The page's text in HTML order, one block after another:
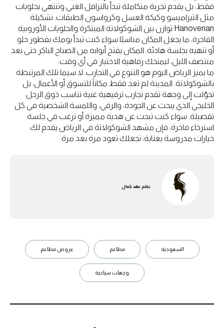
فقط، بل يقدم تجربة متكاملة تبدأ بالترافل الغني وتنتهي بحلويات
مثل التيراميسو وكيكة العسل وكرواسون الطبقات. تشكيلة
Hanoverian توازن بين الشوكولاتة المبتكرة والحلويات الأوروبية
الفاخرة، ما يجعل المكان مناسبًا سواء كنت تبدأ يومك بفطور حلو
أو تنهيه بجلسة هادئة. المكان يفتح أبوابه من الصباح الباكر حتى بعد
منتصف الليل، ليمنحك رفاهية الاختيار في أي وقت.
ما يميز الرياض اليوم هو التنوع في التجارب، لا سيما تلك المرتبطة
بالشوكولاتة. المدينة لم تعد فقط مكاناً للتسوق أو الأعمال، بل
تحوّلت إلى وجهة تقدم تجارب ترفيهية غنية تناسب ذوق الرجل
الخليجي الذي يبحث عن الجودة، والرقي، واللمسة الشخصية في كل
تفصيلة. سواء كنت تبحث عن هدية مميزة أو ترغب في جلسة
استرخاء فاخرة، فإن مشهد الشوكولاتة في الرياض يقدم لك
خيارات مدروسة بعناية، تجعلك تعود مرة بعد مرة.
بقلمعهد كمال
السعودية مطاعم عروض مطاعم
وجهات سياحية